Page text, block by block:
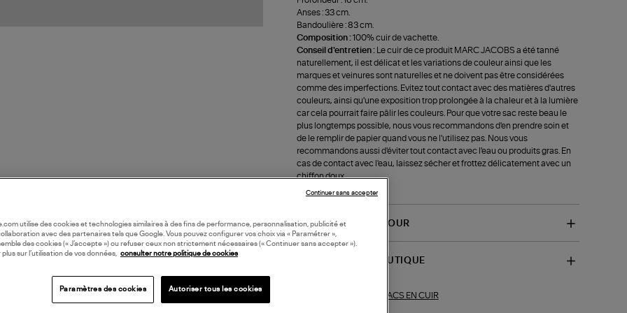
Anses : 33 cm.
Bandoulière : 83 cm.
Composition :100% cuir de vachette.
Conseil d'entretien :
Le cuir de ce produit MARC JACOBS a été tanné
naturellement, il est délicat et les variations de couleur ainsi que les
marques et veinures sont naturelles et ne doivent pas être considérées
comme des imperfections. Evitez tout contact avec des matières d'autres
couleurs, ainsi qu'une exposition trop prolongée à la chaleur et à la lumière
car cela pourrait faire pâlir les couleurs. Pour que votre sac reste beau le
plus longtemps possible, nous vous recommandons d'en prendre soin et
de le remplir de papier quand vous ne l'utilisez pas. Nous vous
recommandons aussi d'éviter tout contact avec l'eau ou produits gras. En
cas de contact avec l'eau, laissez sécher et frottez délicatement avec un
chiffon doux.
(ref-H004L01PF21055)
LIVRAISON ET RETOUR
DISPONIBILITÉ BOUTIQUE
SACS EN CUIR
utilise des cookies et technologies similaires à des fins de performance, personnalisation, publicité et
avec des partenaires tels que Google. Vous pouvez configurer vos choix via « Paramétrer »,
des cookies (« J’accepte ») ou refuser ceux non strictement nécessaires (« Continuer sans accepter »).
plus sur l’utilisation de vos données,
consulter notre politique de cookies
Paramètres des cookies Autoriser tous les cookies
Continuer sans accepter